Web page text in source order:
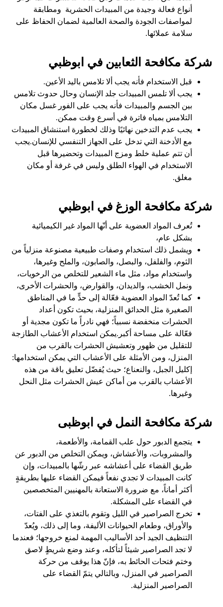
أنواع فعالة وجيدة من المبيدات الحشرية ومطابقة
لمواصفات الجودة والصحة العالمية لضمان الحفاظ على
سلامة عملائها.
شركة مكافحة الثعابين في ابوظبي
قبل الاستخدام فأنه يجب ألا تلامس باليد الأعين.
يجب ألا تلمس المبيدات جلد الإنسان وحال حدوث تلامس
بين الجسم والمبيدات فأنه يجب على الفور غسل مكان
التلامس بمياه فاترة في أسرع وقت ممكن.
يجب عدم التدخين نهائيًا وذلك لخطورة استنشاق المبيدات
مع الأدخنة التي تدخل على الجهاز التنفسي للإنسان.يجب
أن تتم عملية خلط ومزج المبيدات وتحضيرها قبل
الاستخدام في الهواء الطلق وليس في غرفة أو مكان
مغلق.
شركة مكافحة الوزغ في ابوظبي
تُعرف المواد العضوية على أنّها المواد غير الكيميائية
بشكل عام،
ويشمل ذلك استخدام وصفات طبيعية مصنوعة منزلياً من
الثوم، والفلفل، والبصل، والصابون، والملح وغيرها،
واستخدام مواد، مثل ماء الشعير للتخلص من الرخويات،
ونمل الخشب، والديدان، والقوارض، والحشرات الأخرى،
كما تُعدّ المواد العضوية فعّالة إلى حدٍّ ما في المناطق
الصغيرة مثل الحدائق المنزلية، بحيث تكون أعداد
الحشرات منخفضة نسبياً؛ فهي نادراً ما تكون مجدية أو
فعّالة على مساحة أكبر.يمكن استخدام الأعشاب الطازجة
للتقليل من ظهور وتعشيش الحشرات بالقرب من
المنزل، ومن الأمثلة على الأعشاب التي يمكن استخدامها:
إكليل الجبل، والنعناع؛ حيث يُفضّل تعليق باقة من هذه
الأعشاب بالقرب من أماكن عيش الحشرات مثل النحل
وغيرها.
شركة مكافحة النمل في ابوظبى
يتجمع الدبور حول علب القمامة، والأطعمة،
والمشروبات، والأعشاش، ويمكن التخلص من الدبور عن
طريق القضاء على أعشاشه عبر رشّها بالمبيدات، وإن
كانت المبيدات لا تجدي نفعاً فيمكن القضاء عليها بطريقةٍ
أكثر أماناً، مع ضرورة الاستعانة بالمهنيين المتخصصين
في القضاء على المشكلة.
تخرج الصراصير في الليل وتقوم بالتغذي على الفتات،
والأوراق، وطعام الحيوانات الأليفة، وما إلى ذلك، ويُعدّ
التنظيف الجيد أحد الأساليب المهمة لمنع خروجها؛ فعندما
لا تجد الصراصير شيئاً لتأكله، وعند وضع شريطٍ لاصق
وختم فتحات الحائط به، فإنّ هذا يوقف من حركة
الصراصير في المنزل، وبالتالي يتمّ القضاء على
الصراصير المنزلية.